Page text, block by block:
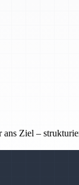
Ziel –